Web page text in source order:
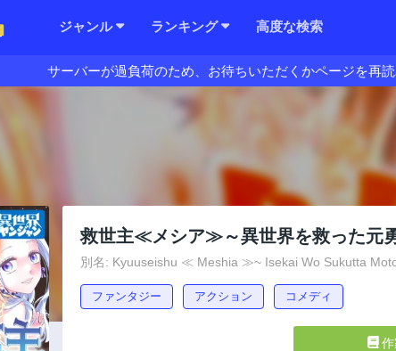
ジャンル ランキング 高度な検索
サーバーが過負荷のため、お待ちいただくかページを再
救世主≪メシア≫～異世界を救った元
別名: Kyuuseishu ≪ Meshia ≫~ Isekai Wo Sukutta
ファンタジー アクション コメディ
作